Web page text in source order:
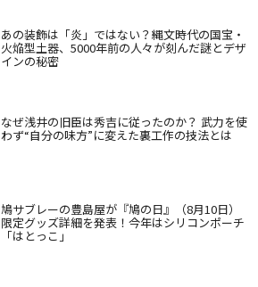
あの装飾は「炎」ではない？縄文時代の国宝・
火焔型土器、5000年前の人々が刻んだ謎とデザ
インの秘密
なぜ浅井の旧臣は秀吉に従ったのか？ 武力を使
わず“自分の味方”に変えた裏工作の技法とは
鳩サブレーの豊島屋が『鳩の日』（8月10日）
限定グッズ詳細を発表！今年はシリコンポーチ
「はとっこ」